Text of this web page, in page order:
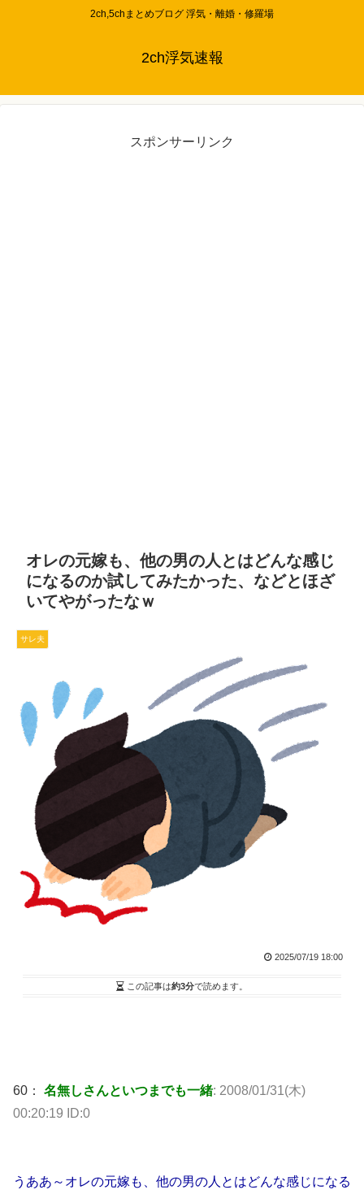
2ch,5chまとめブログ 浮気・離婚・修羅場
2ch浮気速報
スポンサーリンク
オレの元嫁も、他の男の人とはどんな感じ
になるのか試してみたかった、などとほざ
いてやがったなｗ
サレ夫
2025/07/19 18:00
この記事は約3分で読めます。
60： 名無しさんといつまでも一緒: 2008/01/31(木)
00:20:19 ID:0
うああ～オレの元嫁も、他の男の人とはどんな感じになる